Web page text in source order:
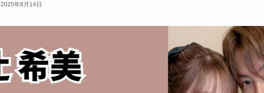
2025年8月14日